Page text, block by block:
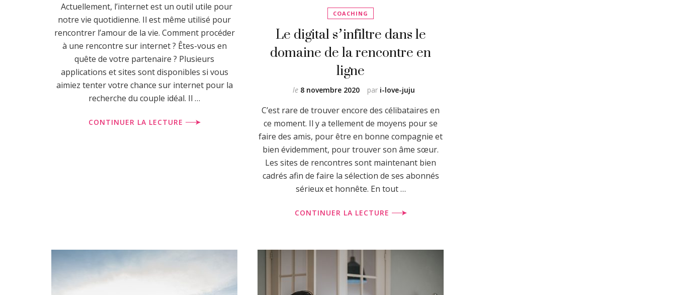
Actuellement, l’internet est un outil utile pour
notre vie quotidienne. Il est même utilisé pour
rencontrer l’amour de la vie. Comment procéder
à une rencontre sur internet ? Êtes-vous en
quête de votre partenaire ? Plusieurs
applications et sites sont disponibles si vous
aimiez tenter votre chance sur internet pour la
recherche du couple idéal. Il …
CONTINUER LA LECTURE
COACHING
Le digital s’infiltre dans le
domaine de la rencontre en
ligne
par i-love-juju
le 8 novembre 2020
C’est rare de trouver encore des célibataires en
ce moment. Il y a tellement de moyens pour se
faire des amis, pour être en bonne compagnie et
bien évidemment, pour trouver son âme sœur.
Les sites de rencontres sont maintenant bien
cadrés afin de faire la sélection de ses abonnés
sérieux et honnête. En tout …
CONTINUER LA LECTURE